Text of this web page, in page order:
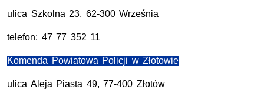
ulica Szkolna 23, 62-300 Września
telefon: 47 77 352 11
Komenda Powiatowa Policji w Złotowie
ulica Aleja Piasta 49, 77-400 Złotów